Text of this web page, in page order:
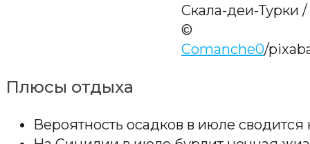
Скала-деи-Турки /
©
Comanche0/
Плюсы отдыха
Вероятность осадков в июле